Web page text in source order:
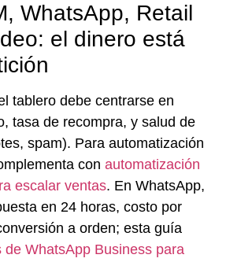
WhatsApp, Retail
el dinero está
tablero debe centrarse en
tasa de recompra, y salud de
spam). Para automatización
con automatización
escalar ventas. En WhatsApp,
en 24 horas, costo por
a orden; esta guía
de WhatsApp Business para